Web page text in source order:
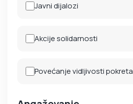
Javni dijalozi
Akcije solidarnosti
Povećanje vidljivosti pokreta